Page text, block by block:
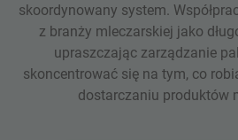
skoordynowany system.
z branży mleczarskiej jako
upraszczając zarządzanie
skoncentrować się na tym, co
dostarczaniu produktów